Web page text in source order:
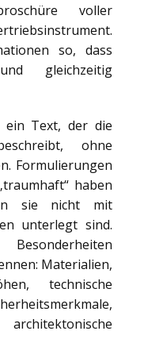
voller
so, dass
gleichzeitig
ein Text, der die
ohne
Formulierungen
haben
sie nicht mit
unterlegt sind.
Materialien,
technische